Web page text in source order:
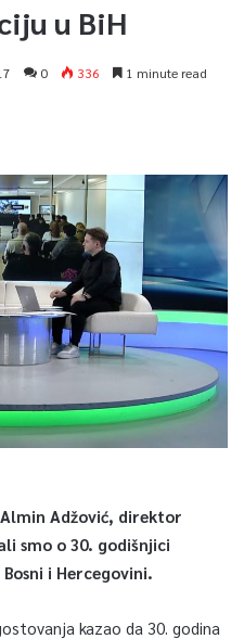
u BiH
0 336 1 minute read
Adžović, direktor
smo o 30. godišnjici
i Hercegovini.
kazao da 30. godina